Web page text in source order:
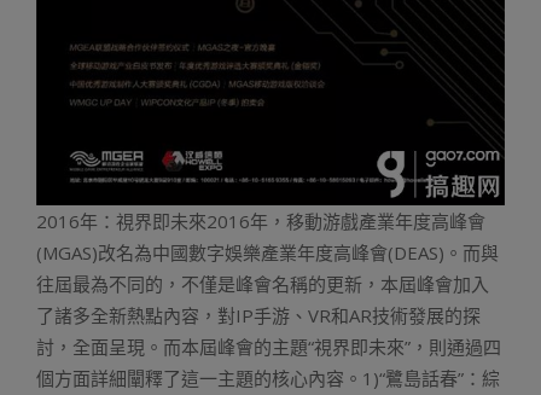
2016年：視界即未來2016年，移動游戲產業年度高峰會
(MGAS)改名為中國數字娛樂產業年度高峰會(DEAS)。而與
往屆最為不同的，不僅是峰會名稱的更新，本屆峰會加入
了諸多全新熱點內容，對IP手游、VR和AR技術發展的探
討，全面呈現。而本屆峰會的主題“視界即未來”，則通過四
個方面詳細闡釋了這一主題的核心內容。1)“鷺島話春”：綜